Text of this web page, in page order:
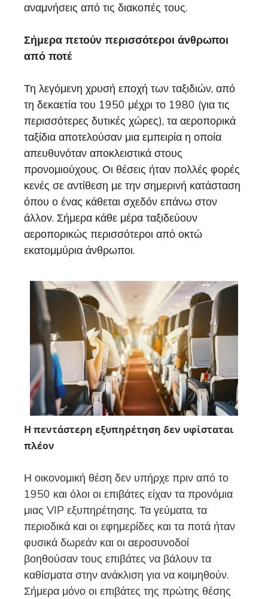
αναμνήσεις από τις διακοπές τους.
Σήμερα πετούν περισσότεροι άνθρωποι
από ποτέ
Τη λεγόμενη χρυσή εποχή των ταξιδιών, από
τη δεκαετία του 1950 μέχρι το 1980 (για τις
περισσότερες δυτικές χώρες), τα αεροπορικά
ταξίδια αποτελούσαν μια εμπειρία η οποία
απευθυνόταν αποκλειστικά στους
προνομιούχους. Οι θέσεις ήταν πολλές φορές
κενές σε αντίθεση με την σημερινή κατάσταση
όπου ο ένας κάθεται σχεδόν επάνω στον
άλλον. Σήμερα κάθε μέρα ταξιδεύουν
αεροπορικώς περισσότεροι από οκτώ
εκατομμύρια άνθρωποι.
Η πεντάστερη εξυπηρέτηση δεν υφίσταται
πλέον
Η οικονομική θέση δεν υπήρχε πριν από το
1950 και όλοι οι επιβάτες είχαν τα προνόμια
μιας VIP εξυπηρέτησης. Τα γεύματα, τα
περιοδικά και οι εφημερίδες και τα ποτά ήταν
φυσικά δωρεάν και οι αεροσυνοδοί
βοηθούσαν τους επιβάτες να βάλουν τα
καθίσματα στην ανάκλιση για να κοιμηθούν.
Σήμερα μόνο οι επιβάτες της πρώτης θέσης